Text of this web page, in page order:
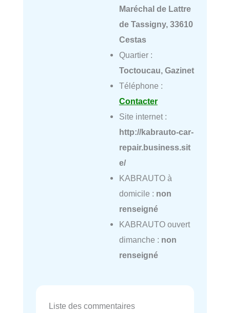
Maréchal de Lattre
de Tassigny, 33610
Cestas
Quartier :
Toctoucau, Gazinet
Téléphone :
Contacter
Site internet :
http://kabrauto-car-
repair.business.sit
e/
KABRAUTO à
domicile : non
renseigné
KABRAUTO ouvert
dimanche : non
renseigné
Liste des commentaires